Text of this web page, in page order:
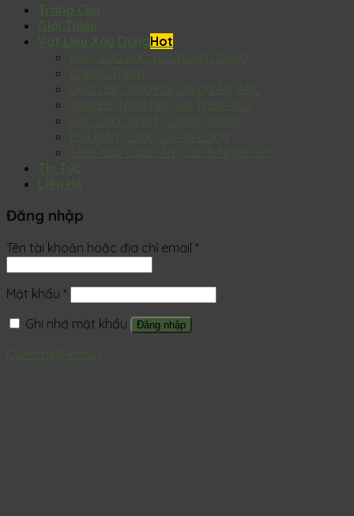
Trang Chủ
Giới Thiệu
Vật Liệu Xây Dựng
Keo, Vữa Xây Tô Chuyên Dụng
Gạch Bê Tông Khí Chưng Áp AAC
Tấm Bê Tông Nhẹ Lõi Thép ALC
Tấm Xốp Cách Âm, Cách Nhiệt XPS
Đăng nhập
Tên tài khoản hoặc địa chỉ email *
Mật khẩu *
Ghi nhớ mật khẩu
Đăng nhập
Quên mật khẩu?